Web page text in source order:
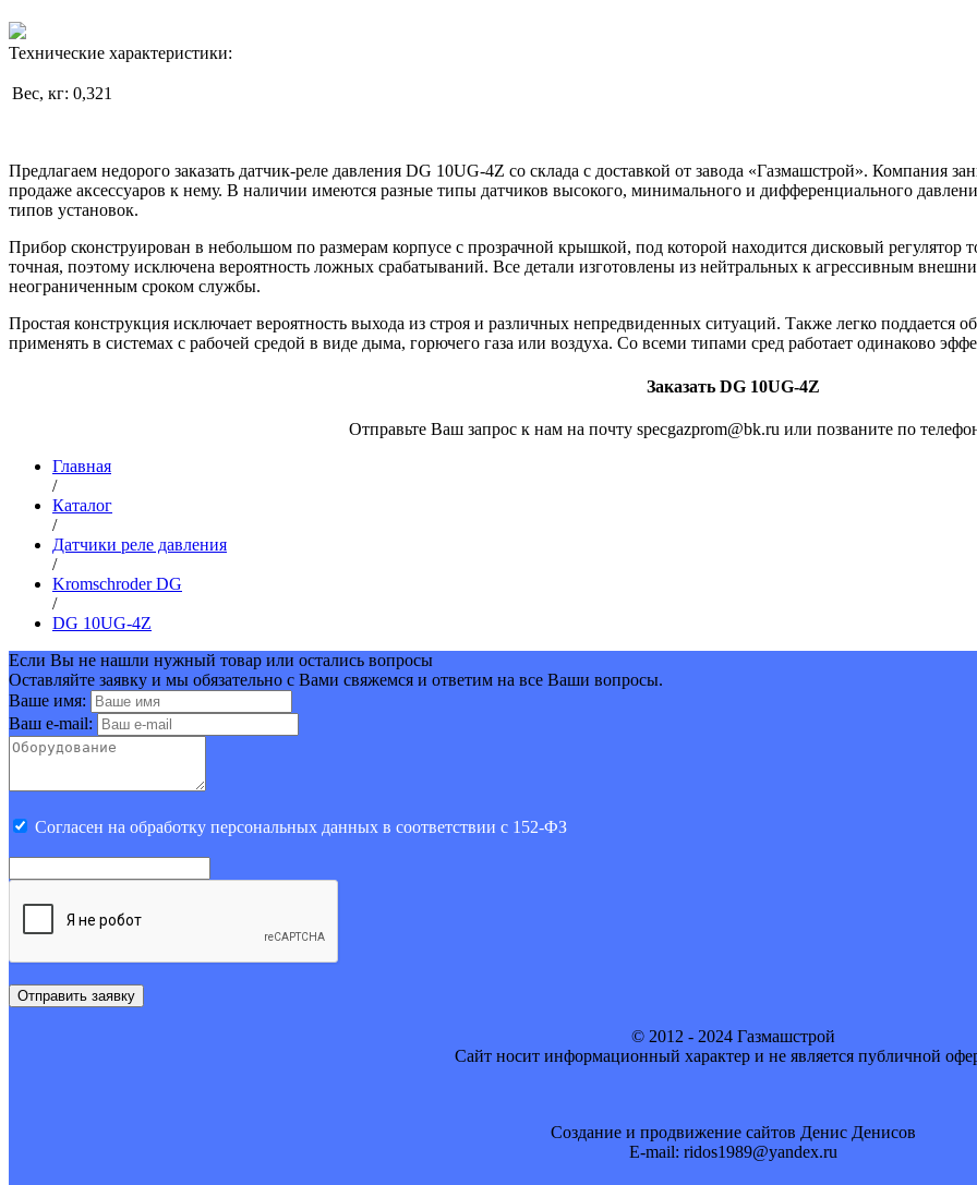
Технические характеристики:
Вес, кг: 0,321
Предлагаем недорого заказать датчик-реле давления DG 10UG-4Z со склада с доставкой от завода «Газмашстрой». Компания
продаже аксессуаров к нему. В наличии имеются разные типы датчиков высокого, минимального и дифференциального
типов установок.
Прибор сконструирован в небольшом по размерам корпусе с прозрачной крышкой, под которой находится дисковый регулятор
точная, поэтому исключена вероятность ложных срабатываний. Все детали изготовлены из нейтральных к агрессивным
неограниченным сроком службы.
Простая конструкция исключает вероятность выхода из строя и различных непредвиденных ситуаций. Также легко
применять в системах с рабочей средой в виде дыма, горючего газа или воздуха. Со всеми типами сред работает одинаково
Заказать DG 10UG-4Z
Отправьте Ваш запрос к нам на почту specgazprom@bk.ru или позваните по
Главная
/
Каталог
/
Датчики реле давления
/
Kromschroder DG
/
DG 10UG-4Z
Если Вы не нашли нужный товар или остались вопросы
Оставляйте заявку и мы обязательно с Вами свяжемся и ответим на все Ваши вопросы.
Ваше имя:
Ваш e-mail:
Cогласен на обработку персональных данных в соответствии с 152-ФЗ
Отправить заявку
© 2012 - 2024 Газмашстрой
Cайт носит информационный характер и не является публичной
Создание и продвижение сайтов Денис Денисов
E-mail: ridos1989@yandex.ru